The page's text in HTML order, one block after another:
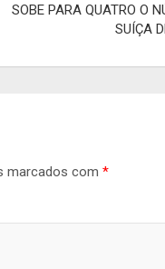
SOBE PARA QUATRO O
SUÍÇA
marcados com *